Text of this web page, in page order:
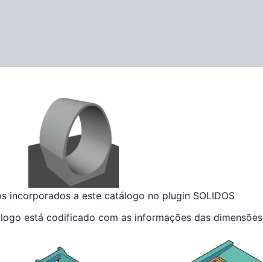
incorporados a este catálogo no plugin SOLIDOS
está codificado com as informações das dimensões